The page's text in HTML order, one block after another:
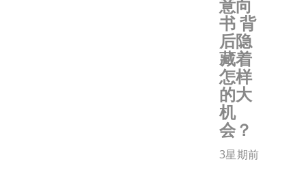
意向
书 背
后隐
藏着
怎样
的大
机
会？
3星期前